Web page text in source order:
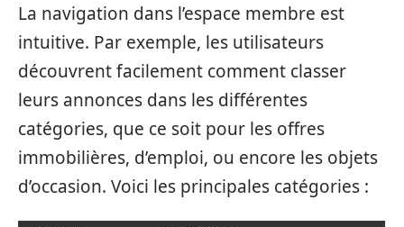
La navigation dans l’espace membre est
intuitive. Par exemple, les utilisateurs
découvrent facilement comment classer
leurs annonces dans les différentes
catégories, que ce soit pour les offres
immobilières, d’emploi, ou encore les objets
d’occasion. Voici les principales catégories :